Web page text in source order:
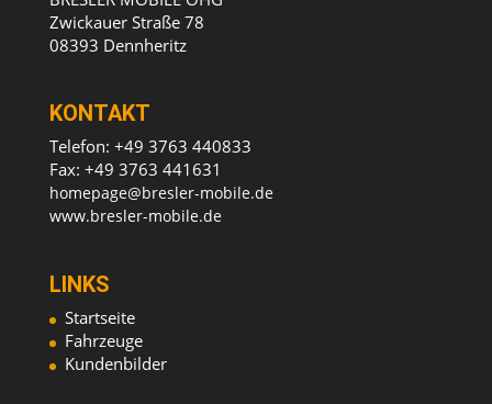
Zwickauer Straße 78
08393 Dennheritz
KONTAKT
Telefon: +49 3763 440833
Fax: +49 3763 441631
homepage@bresler-mobile.de
www.bresler-mobile.de
LINKS
Startseite
Fahrzeuge
Kundenbilder